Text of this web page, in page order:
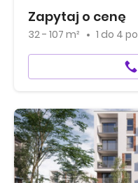
Zapytaj o cenę
32 - 107 m² 1 do 4